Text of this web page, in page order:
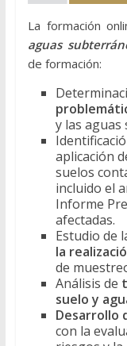
La formación
aguas
de formación:
y las aguas
aplicación
suelos
incluido el
Informe
afectadas.
Estudio de
la
de
Análisis de
suelo y
Desarrollo
con la